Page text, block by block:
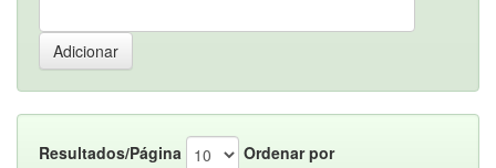
Resultados/Página
Ordenar por